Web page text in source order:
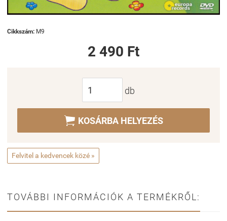
Cikkszám: M9
2 490 Ft
db
 KOSÁRBA HELYEZÉS
Felvitel a kedvencek közé »
TOVÁBBI INFORMÁCIÓK A TERMÉKRŐL: